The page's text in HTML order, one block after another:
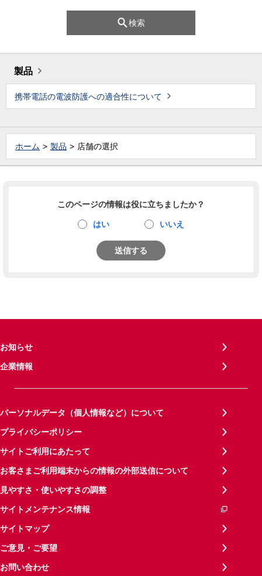
検索
製品
携帯電話の電波防護への適合性について
ホーム 製品 店舗の選択
このページの情報は役に立ちましたか？
はい いいえ
送信する
お知らせ
企業情報
パーソナルデータ（個人情報など）について
プライバシーポリシー
サイトご利用にあたって
お客さまご利用端末からの情報の外部送信について
見やすさ・使いやすさの調整
サイトメンテナンス情報
サイトマップ
ご意見・ご要望
お問い合わせ